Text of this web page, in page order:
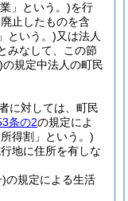
」という。)を行
止したものを含
という。)又は法人
みなして、この節
の規定中法人の町民
に対しては、町民
条の2の規定によ
得割」という。)
地に住所を有しな
の規定による生活